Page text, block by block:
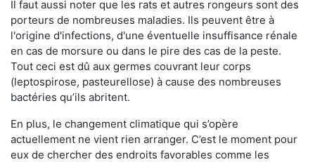
Il faut aussi noter que les rats et autres rongeurs sont des
porteurs de nombreuses maladies. Ils peuvent être à
l'origine d'infections, d'une éventuelle insuffisance rénale
en cas de morsure ou dans le pire des cas de la peste.
Tout ceci est dû aux germes couvrant leur corps
(leptospirose, pasteurellose) à cause des nombreuses
bactéries qu’ils abritent.
En plus, le changement climatique qui s’opère
actuellement ne vient rien arranger. C’est le moment pour
eux de chercher des endroits favorables comme les